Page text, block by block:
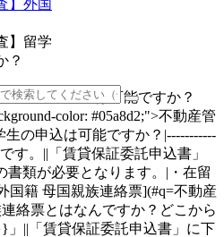
】外国
】留学
？
留学生の申込は可能ですか？
color: #05a8d2;">不動産管
生の申込は可能ですか？|-----------
す。||「賃貸保証委託申込書」
書類が必要となります。|・在留
国籍 母国親族連絡票](#q=不動産
絡票とはなんですか？どこから
||「賃貸保証委託申込書」に下